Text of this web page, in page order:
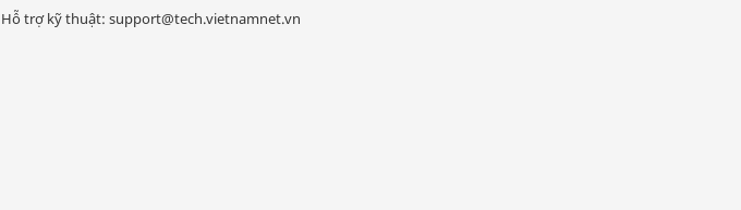
Hỗ trợ kỹ thuật: support@tech.vietnamnet.vn